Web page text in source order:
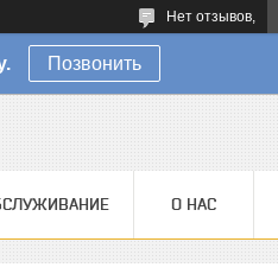
Нет отзывов,
Позвонить
О НАС